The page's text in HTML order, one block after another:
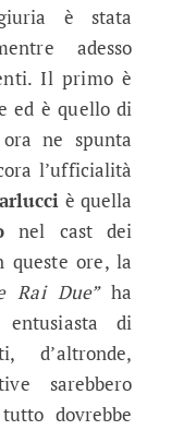
è stata
adesso
Il primo è
ed è quello di
ne spunta
l’ufficialità
è quella
nel cast dei
queste ore, la
Rai Due”ha
di
d’altronde,
sarebbero
dovrebbe